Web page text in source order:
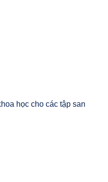
học cho các tập san